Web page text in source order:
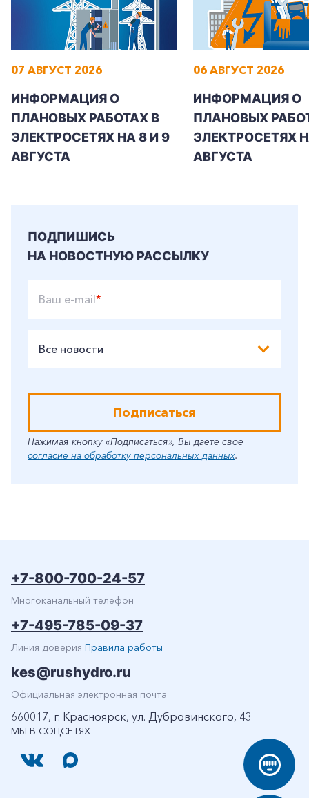
07 АВГУСТ 2026
ИНФОРМАЦИЯ О
ПЛАНОВЫХ РАБОТАХ В
ЭЛЕКТРОСЕТЯХ НА 8 И 9
АВГУСТА
06 АВГУСТ 2026
ИНФОРМАЦИЯ О
ПЛАНОВЫХ
ЭЛЕКТРОСЕТЯХ
АВГУСТА
ПОДПИШИСЬ
НА НОВОСТНУЮ РАССЫЛКУ
Ваш e-mail*
Все новости
Подписаться
Нажимая кнопку «Подписаться», Вы даете свое
согласие на обработку персональных данных.
МЫ В СОЦСЕТЯХ
+7-800-700-24-57
Многоканальный телефон
+7-495-785-09-37
Линия доверия Правила работы
kes@rushydro.ru
Официальная электронная почта
660017, г. Красноярск, ул. Дубровинского, 43